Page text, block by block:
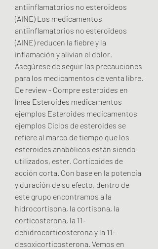
antiinflamatorios no esteroideos
(AINE) Los medicamentos
antiinflamatorios no esteroideos
(AINE) reducen la fiebre y la
inflamación y alivian el dolor.
Asegúrese de seguir las precauciones
para los medicamentos de venta libre.
De review - Compre esteroides en
línea Esteroides medicamentos
ejemplos Esteroides medicamentos
ejemplos Ciclos de esteroides se
refiere al marco de tiempo que los
esteroides anabólicos están siendo
utilizados, ester. Corticoides de
acción corta. Con base en la potencia
y duración de su efecto, dentro de
este grupo encontramos a la
hidrocortisona, la cortisona, la
corticosterona, la 11-
dehidrocorticosterona y la 11-
desoxicorticosterona. Vemos en